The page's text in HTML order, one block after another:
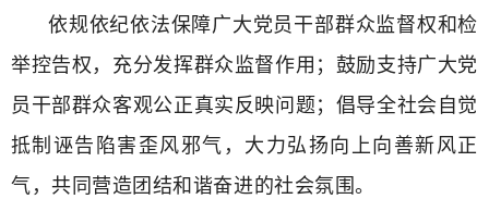
依规依纪依法保障广大党员干部群众监督权和检
举控告权，充分发挥群众监督作用；鼓励支持广大党
员干部群众客观公正真实反映问题；倡导全社会自觉
抵制诬告陷害歪风邪气，大力弘扬向上向善新风正
气，共同营造团结和谐奋进的社会氛围。